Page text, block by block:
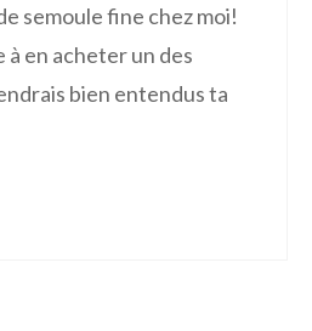
semoule fine chez moi!
à en acheter un des
bien entendus ta